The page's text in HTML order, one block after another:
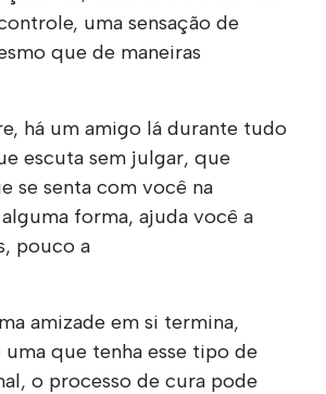
uma sensação de
que de maneiras
há um amigo lá durante tudo
escuta sem julgar, que
se senta com você na
forma, ajuda você a
pouco a
amizade em si termina,
que tenha esse tipo de
o processo de cura pode